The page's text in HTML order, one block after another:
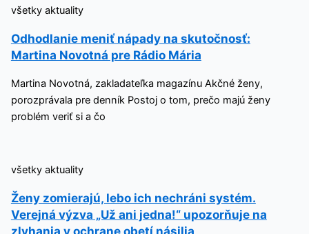
všetky aktuality
Odhodlanie meniť nápady na skutočnosť:
Martina Novotná pre Rádio Mária
Martina Novotná, zakladateľka magazínu Akčné ženy,
porozprávala pre denník Postoj o tom, prečo majú ženy
problém veriť si a čo
všetky aktuality
Ženy zomierajú, lebo ich nechráni systém.
Verejná výzva „Už ani jedna!“ upozorňuje na